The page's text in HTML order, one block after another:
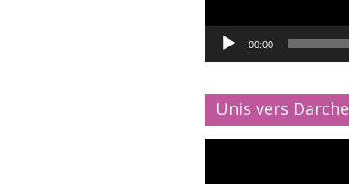
00:00
Unis vers Darche